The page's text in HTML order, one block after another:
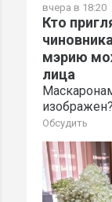
вчера в 18:20
Кто
мэрию
лица
изображен?
Обсудить